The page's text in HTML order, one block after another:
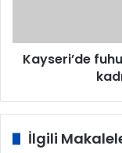
6
gözaltı
Kayseri’de
İlgili